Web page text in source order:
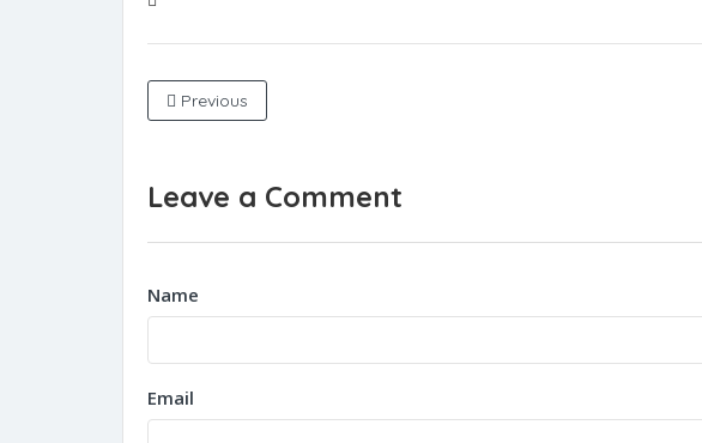
Previous
Leave a Comment
Name
Email